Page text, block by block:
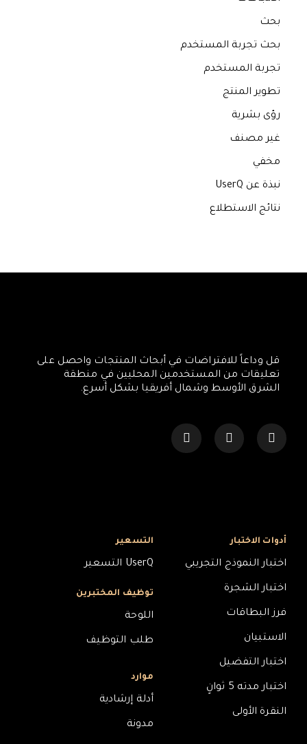
بحث
بحث تجربة المستخدم
تجربة المستخدم
تطوير المنتج
رؤى بشرية
غير مصنف
مخفي
نبذة عن UserQ
نتائج الاستطلاع
قل وداعاً للافتراضات في أبحاث المنتجات واحصل على
تعليقات من المستخدمين المحليين في منطقة
الشرق الأوسط وشمال أفريقيا بشكل أسرع.
أدوات الاختبار
اختبار النموذج التجريبي
اختبار الشجرة
فرز البطاقات
الاستبيان
اختبار التفضيل
اختبار مدته 5 ثوانٍ
النقرة الأولى
التسعير
UserQ التسعير
توظيف المختبرين
اللوحة
طلب التوظيف
موارد
أدلة إرشادية
مدونة